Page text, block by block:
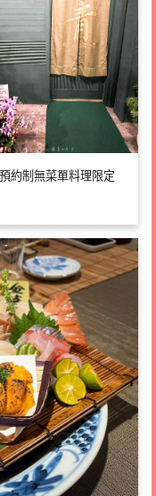
約制無菜單料理限定